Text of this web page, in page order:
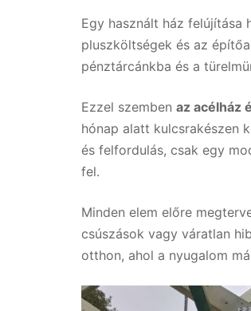
Egy használt ház felújítása
pluszköltségek és az
pénztárcánkba és a
Ezzel szemben az acélház
hónap alatt kulcsrakészen
és felfordulás, csak egy
fel.
Minden elem előre
csúszások vagy váratlan
otthon, ahol a nyugalom